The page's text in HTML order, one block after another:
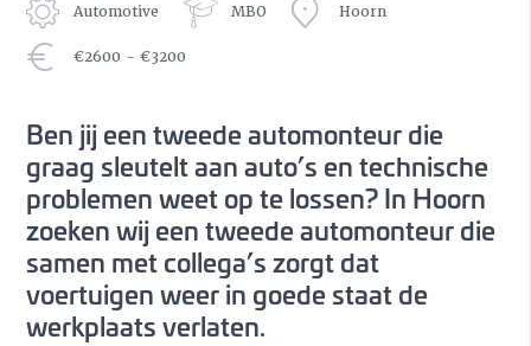
Automotive MBO Hoorn
€2600 - €3200
Ben jij een tweede automonteur die
graag sleutelt aan auto’s en technische
problemen weet op te lossen? In Hoorn
zoeken wij een tweede automonteur die
samen met collega’s zorgt dat
voertuigen weer in goede staat de
werkplaats verlaten.